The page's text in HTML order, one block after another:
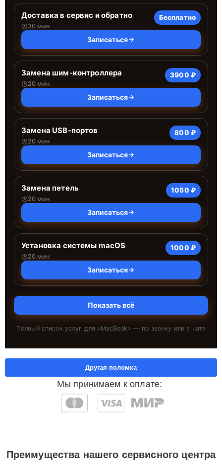
Доставка в сервис и обратно
30 мин
Бесплатно
Записаться
Замена шим-контроллера
20 мин
3900 ₽
Записаться
Замена USB-портов
20 мин
800 ₽
Записаться
Замена петель
20 мин
1050 ₽
Записаться
Установка системы macOS
20 мин
1000 ₽
Записаться
Показать всё
Полный список услуг для «MacBook » — по звонку или в чате
Мы принимаем к оплате:
Другая поломка
Преимущества нашего сервисного центра